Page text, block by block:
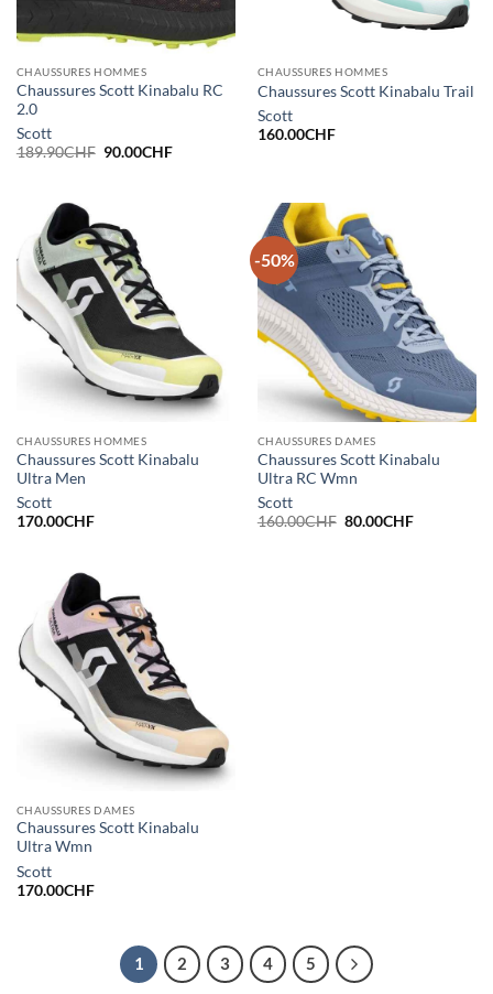
CHAUSSURES HOMMES
Chaussures Scott Kinabalu RC
2.0
Scott
189.90CHF Le
90.00CHFLe
CHAUSSURES HOMMES
Chaussures Scott Kinabalu Trail
Scott
160.00CHF
CHAUSSURES HOMMES
Chaussures Scott Kinabalu
Ultra Men
Scott
170.00CHF
-50%
CHAUSSURES DAMES
Chaussures Scott Kinabalu
Ultra RC Wmn
Scott
160.00CHF Le
80.00CHFLe
CHAUSSURES DAMES
Chaussures Scott Kinabalu
Ultra Wmn
Scott
170.00CHF
1 2 3 4 5